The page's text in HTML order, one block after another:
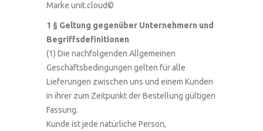
Marke unit.cloud©
1 § Geltung gegenüber Unternehmern und
Begriffsdefinitionen
(1) Die nachfolgenden Allgemeinen
Geschäftsbedingungen gelten für alle
Lieferungen zwischen uns und einem Kunden
in ihrer zum Zeitpunkt der Bestellung gültigen
Fassung.
Kunde ist jede natürliche Person,